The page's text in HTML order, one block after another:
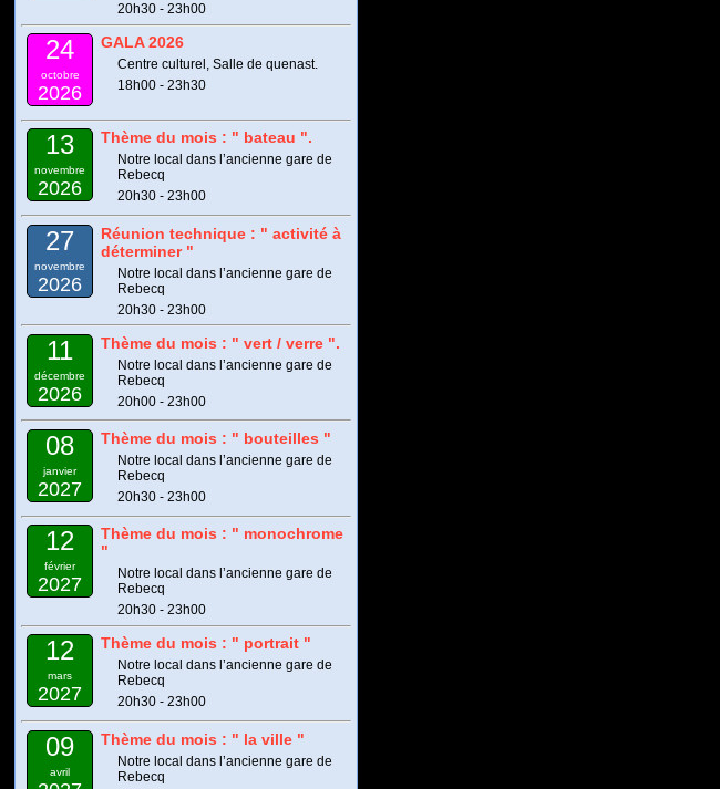
20h30 - 23h00
24
octobre
2026
GALA 2026
Centre culturel, Salle de quenast.
18h00 - 23h30
13
novembre
2026
Thème du mois : " bateau ".
Notre local dans l’ancienne gare de
Rebecq
20h30 - 23h00
27
novembre
2026
Réunion technique : " activité à
déterminer "
Notre local dans l’ancienne gare de
Rebecq
20h30 - 23h00
11
décembre
2026
Thème du mois : " vert / verre ".
Notre local dans l’ancienne gare de
Rebecq
20h00 - 23h00
08
janvier
2027
Thème du mois : " bouteilles "
Notre local dans l’ancienne gare de
Rebecq
20h30 - 23h00
12
février
2027
Thème du mois : " monochrome
"
Notre local dans l’ancienne gare de
Rebecq
20h30 - 23h00
12
mars
2027
Thème du mois : " portrait "
Notre local dans l’ancienne gare de
Rebecq
20h30 - 23h00
09
avril
Thème du mois : " la ville "
Notre local dans l’ancienne gare de
Rebecq